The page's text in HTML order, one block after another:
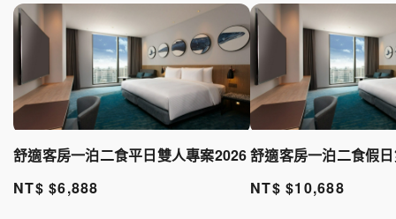
舒適客房一泊二食平日雙人專案2026
NT$ $6,888
舒適客房一泊二食假
NT$ $10,688